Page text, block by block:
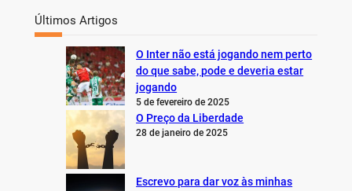
Últimos Artigos
O Inter não está jogando nem perto
do que sabe, pode e deveria estar
jogando
5 de fevereiro de 2025
O Preço da Liberdade
28 de janeiro de 2025
Escrevo para dar voz às minhas